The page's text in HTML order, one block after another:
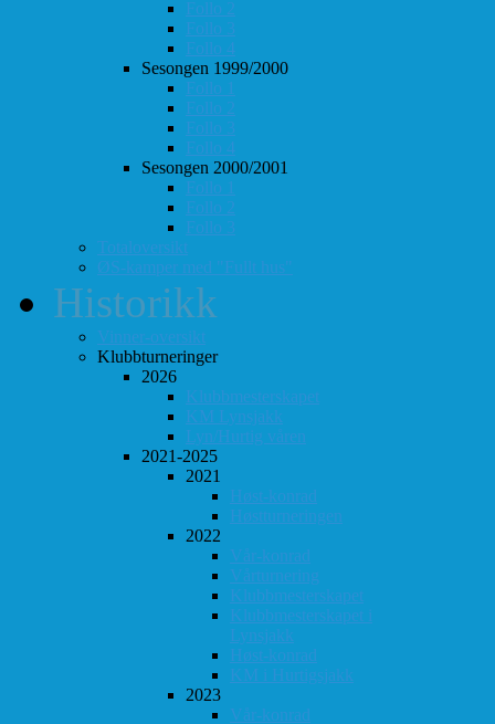
Follo 2
Follo 3
Follo 4
Sesongen 1999/2000
Follo 1
Follo 2
Follo 3
Follo 4
Sesongen 2000/2001
Follo 1
Follo 2
Follo 3
Totaloversikt
ØS-kamper med "Fullt hus"
Historikk
Vinner-oversikt
Klubbturneringer
2026
Klubbmesterskapet
KM Lynsjakk
Lyn/Hurtig våren
2021-2025
2021
Høst-konrad
Høstturneringen
2022
Vår-konrad
Vårturnering
Klubbmesterskapet
Klubbmesterskapet i
Lynsjakk
Høst-konrad
KM i Hurtigsjakk
2023
Vår-konrad